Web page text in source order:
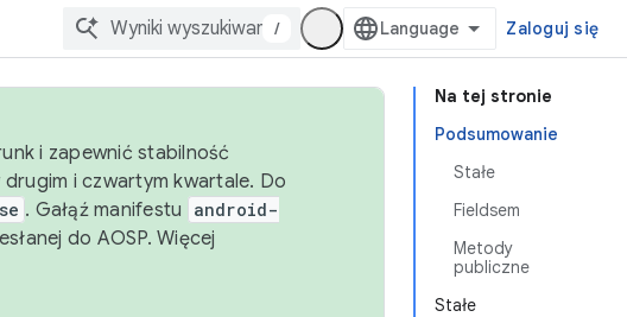
/ Zaloguj się
Na tej stronie
Podsumowanie
Stałe
Fieldsem
Metody
publiczne
Stałe
i zapewnić stabilność
i czwartym kwartale. Do
. Gałąź manifestu
android-
do AOSP. Więcej